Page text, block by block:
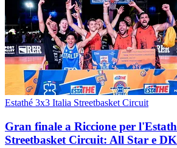
Estathé 3x3 Italia Streetbasket Circuit
Gran finale a Riccione per
Streetbasket Circuit: All Star e